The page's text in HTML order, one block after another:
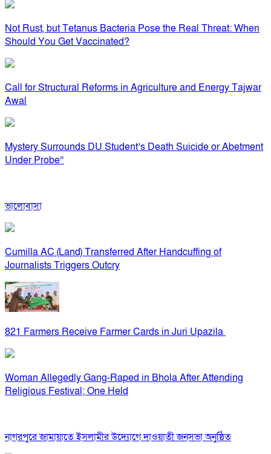
Not Rust, but Tetanus Bacteria Pose the Real Threat: When
Should You Get Vaccinated?
Call for Structural Reforms in Agriculture and Energy Tajwar
Awal
Mystery Surrounds DU Student’s Death Suicide or Abetment
Under Probe”
ভালোবাসা
Cumilla AC (Land) Transferred After Handcuffing of
Journalists Triggers Outcry
821 Farmers Receive Farmer Cards in Juri Upazila
Woman Allegedly Gang-Raped in Bhola After Attending
Religious Festival; One Held
নাগরপুরে জামায়াতে ইসলামীর উদ্যোগে দাওয়াতী জনসভা অনুষ্ঠিত